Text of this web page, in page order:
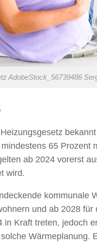
AdobeStock_56739486
65
ab 2024 vorerst
wird.
kommunale
und ab 2028
Kraft treten, jedoch
Wärmeplanung.